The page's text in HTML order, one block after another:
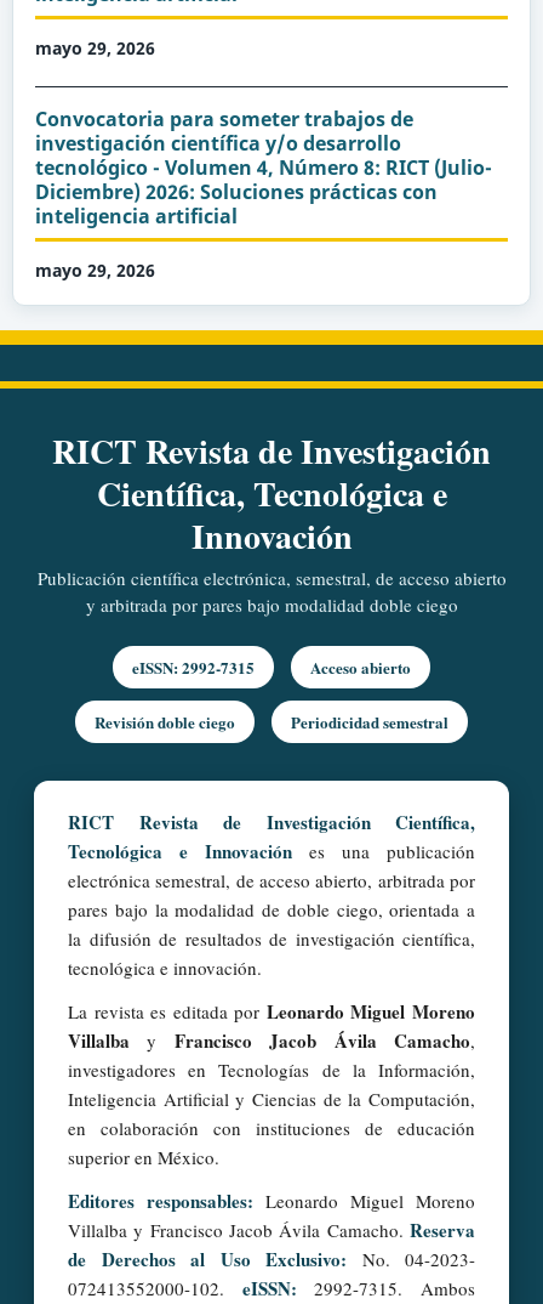
mayo 29, 2026
Convocatoria para someter trabajos de
investigación científica y/o desarrollo
tecnológico - Volumen 4, Número 8: RICT (Julio-
Diciembre) 2026: Soluciones prácticas con
inteligencia artificial
mayo 29, 2026
RICT Revista de Investigación
Científica, Tecnológica e
Innovación
Publicación científica electrónica, semestral, de acceso abierto
y arbitrada por pares bajo modalidad doble ciego
eISSN: 2992-7315 Acceso abierto
Revisión doble ciego Periodicidad semestral
RICT Revista de Investigación Científica,
Tecnológica e Innovación es una publicación
electrónica semestral, de acceso abierto, arbitrada por
pares bajo la modalidad de doble ciego, orientada a
la difusión de resultados de investigación científica,
tecnológica e innovación.
La revista es editada por Leonardo Miguel Moreno
Villalba y Francisco Jacob Ávila Camacho,
investigadores en Tecnologías de la Información,
Inteligencia Artificial y Ciencias de la Computación,
en colaboración con instituciones de educación
superior en México.
Editores responsables: Leonardo Miguel Moreno
Villalba y Francisco Jacob Ávila Camacho. Reserva
de Derechos al Uso Exclusivo: No. 04-2023-
072413552000-102. eISSN: 2992-7315. Ambos